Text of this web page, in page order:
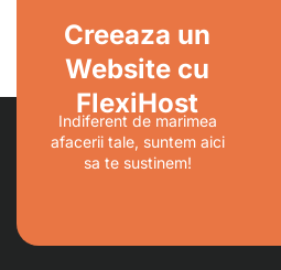
Creeaza un
Website cu
FlexiHost
Indiferent de marimea
afacerii tale, suntem aici
sa te sustinem!